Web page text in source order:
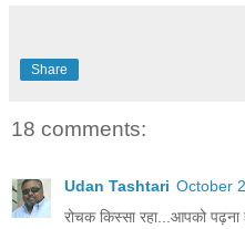
Share
18 comments:
Udan Tashtari October
रोचक किस्सा रहा...आपको पढ़ना